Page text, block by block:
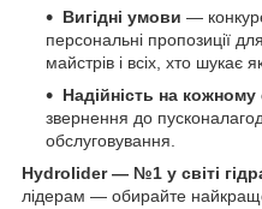
Вигідні умови —
персональні пропозиції
майстрів і всіх, хто шукає
Надійність на кожному
звернення до
обслуговування.
Hydrolider — №1 у світі
лідерам — обирайте